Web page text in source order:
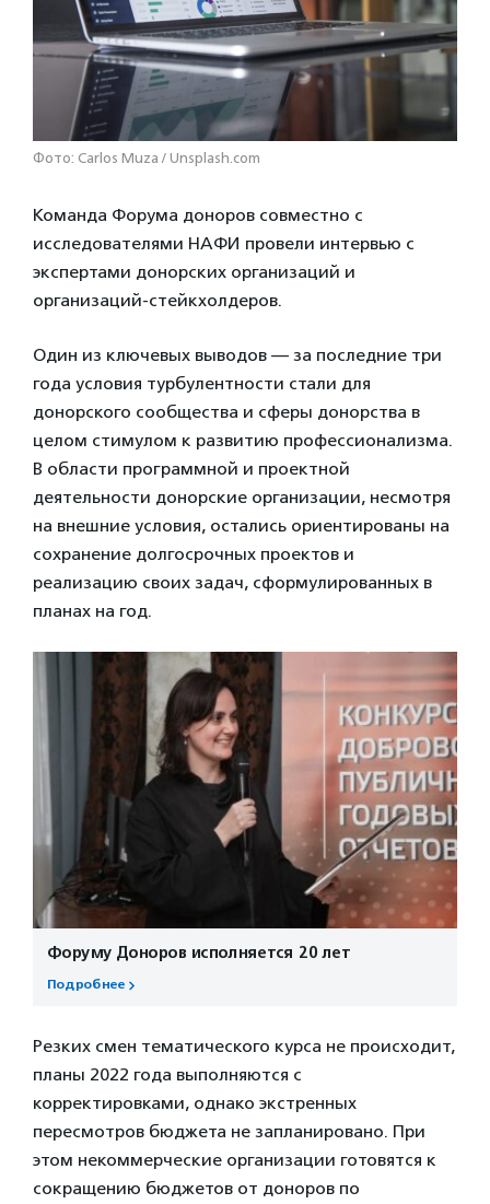
Фото: Carlos Muza / Unsplash.com
Команда Форума доноров совместно с
исследователями НАФИ провели интервью с
экспертами донорских организаций и
организаций-стейкхолдеров.
Один из ключевых выводов — за последние три
года условия турбулентности стали для
донорского сообщества и сферы донорства в
целом стимулом к развитию профессионализма.
В области программной и проектной
деятельности донорские организации, несмотря
на внешние условия, остались ориентированы на
сохранение долгосрочных проектов и
реализацию своих задач, сформулированных в
планах на год.
Форуму Доноров исполняется 20 лет
Подробнее
Резких смен тематического курса не происходит,
планы 2022 года выполняются с
корректировками, однако экстренных
пересмотров бюджета не запланировано. При
этом некоммерческие организации готовятся к
сокращению бюджетов от доноров по